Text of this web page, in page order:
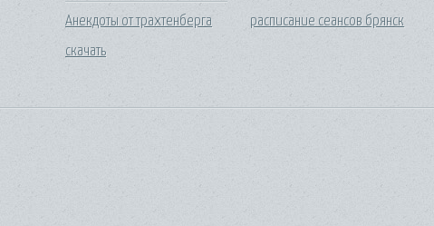
Анекдоты от трахтенберга
скачать
расписание сеансов брянск